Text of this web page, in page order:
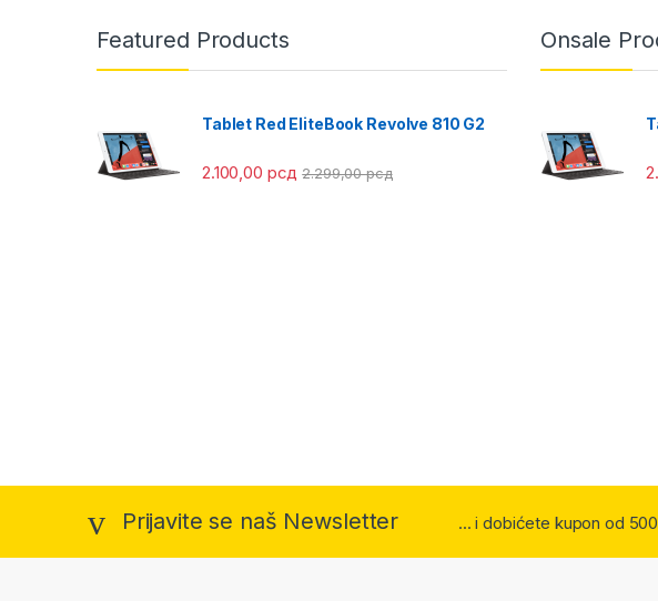
Featured Products
Tablet Red EliteBook Revolve 810 G2
2.100,00 рсд 2.299,00рсд
Onsale
Prijavite se naš Newsletter ... i dobićete kupon od